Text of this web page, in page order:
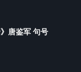
唐鉴军 句号